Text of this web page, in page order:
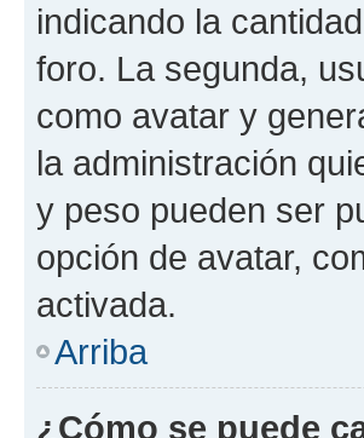
indicando la
foro. La segunda,
como avatar y
la administración
y peso pueden ser
opción de avatar,
activada.
Arriba
¿Cómo se puede